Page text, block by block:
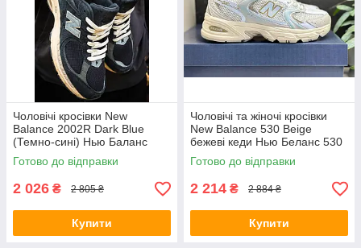
Чоловічі кросівки New
Balance 2002R Dark Blue
(Темно-сині) Нью Баланс
2002Р натуральний замш
сітка текстиль
Готово до відправки
2 026 ₴ 2 805 ₴
Купити
Чоловічі та жіночі кросівки
New Balance 530 Beige
бежеві кеди Нью Беланс 530
текстиль демісезон унісекс
В'єтнам
Готово до відправки
2 214 ₴ 2 884 ₴
Купити